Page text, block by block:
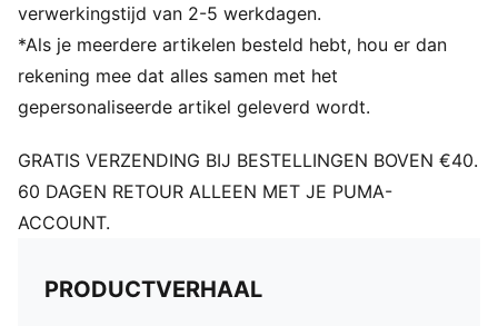
Vetersluiting
Rubberzool
Suède PUMA Formstrip op de zijkant
PUMA Cat geborduurd op de teen
verwerkingstijd van 2-5 werkdagen.
*Als je meerdere artikelen besteld hebt, hou er dan
rekening mee dat alles samen met het
gepersonaliseerde artikel geleverd wordt.
GRATIS VERZENDING BIJ BESTELLINGEN BOVEN €40.
60 DAGEN RETOUR ALLEEN MET JE PUMA-
ACCOUNT.
PRODUCTVERHAAL